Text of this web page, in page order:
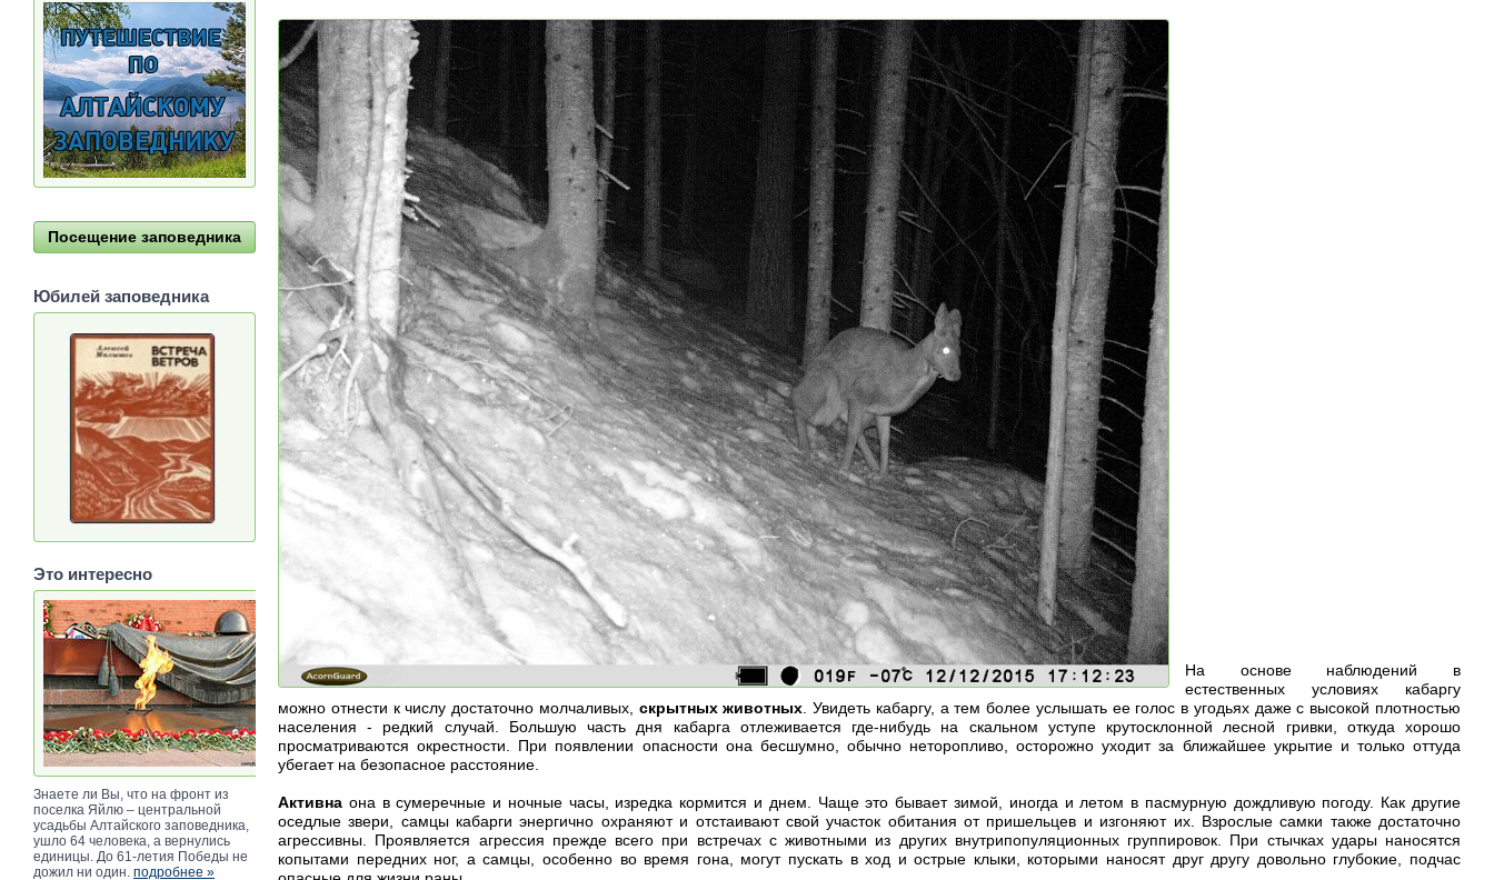
На основе наблюдений в
естественных условиях кабаргу
можно отнести к числу достаточно молчаливых, скрытных животных . Увидеть кабаргу, а тем более услышать ее голос в угодьях даже с высокой плотностью
населения - редкий случай. Большую часть дня кабарга отлеживается где-нибудь на скальном уступе крутосклонной лесной гривки, откуда хорошо
просматриваются окрестности. При появлении опасности она бесшумно, обычно неторопливо, осторожно уходит за ближайшее укрытие и только оттуда
убегает на безопасное расстояние.
Активна она в сумеречные и ночные часы, изредка кормится и днем. Чаще это бывает зимой, иногда и летом в пасмурную дождливую погоду. Как другие
оседлые звери, самцы кабарги энергично охраняют и отстаивают свой участок обитания от пришельцев и изгоняют их. Взрослые самки также достаточно
агрессивны. Проявляется агрессия прежде всего при встречах с животными из других внутрипопуляционных группировок. При стычках удары наносятся
копытами передних ног, а самцы, особенно во время гона, могут пускать в ход и острые клыки, которыми наносят друг другу довольно глубокие, подчас
Посещение заповедника
Юбилей заповедника
Это интересно
Знаете ли Вы, что на фронт из
поселка Яйлю – центральной
усадьбы Алтайского заповедника,
ушло 64 человека, а вернулись
единицы. До 61-летия Победы не
дожил ни один. подробнее »